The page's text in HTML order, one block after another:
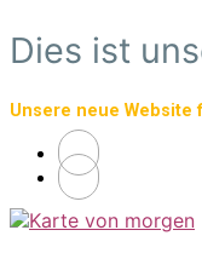
Zum
Hauptinhalt
Dies ist
Unsere neue